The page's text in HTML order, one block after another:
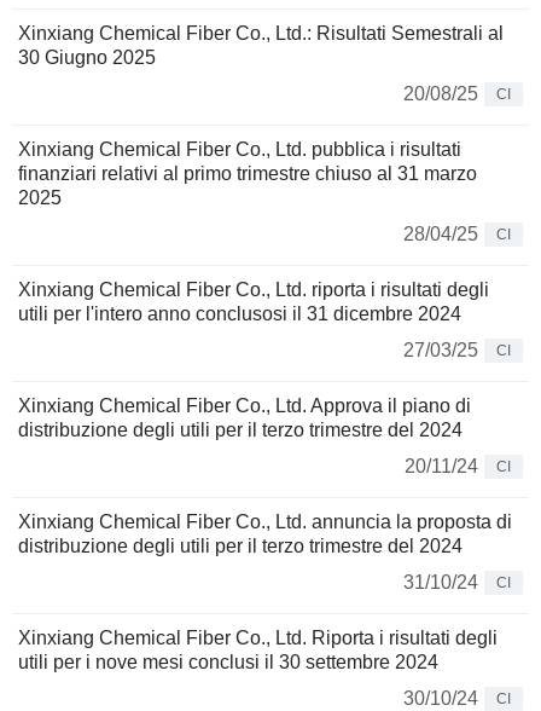
Xinxiang Chemical Fiber Co., Ltd.: Risultati Semestrali al
30 Giugno 2025
20/08/25
CI
Xinxiang Chemical Fiber Co., Ltd. pubblica i risultati
finanziari relativi al primo trimestre chiuso al 31 marzo
2025
28/04/25
CI
Xinxiang Chemical Fiber Co., Ltd. riporta i risultati degli
utili per l'intero anno conclusosi il 31 dicembre 2024
27/03/25
CI
Xinxiang Chemical Fiber Co., Ltd. Approva il piano di
distribuzione degli utili per il terzo trimestre del 2024
20/11/24
CI
Xinxiang Chemical Fiber Co., Ltd. annuncia la proposta di
distribuzione degli utili per il terzo trimestre del 2024
31/10/24
CI
Xinxiang Chemical Fiber Co., Ltd. Riporta i risultati degli
utili per i nove mesi conclusi il 30 settembre 2024
30/10/24
CI